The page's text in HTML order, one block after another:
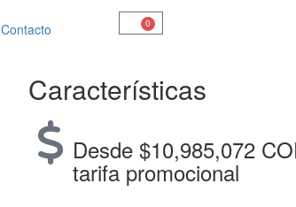
Contacto 0
Características
Desde $10,985,072
tarifa promocional